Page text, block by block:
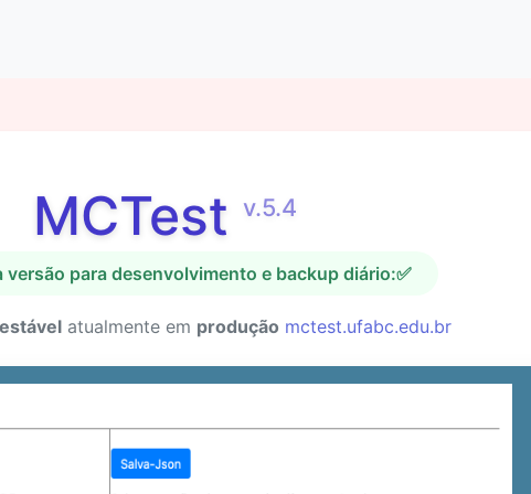
MCTest v.5.4
versão para desenvolvimento e backup diário:✅
atualmente em produção mctest.ufabc.edu.br